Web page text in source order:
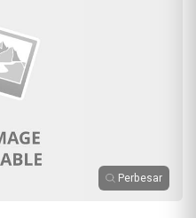
Perbesar